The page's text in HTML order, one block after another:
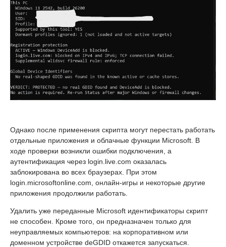
Однако после применения скрипта могут перестать работать
отдельные приложения и облачные функции Microsoft. В
ходе проверки возникли ошибки подключения, а
аутентификация через login.live.com оказалась
заблокирована во всех браузерах. При этом
login.microsoftonline.com, онлайн-игры и некоторые другие
приложения продолжили работать.
Удалить уже переданные Microsoft идентификаторы скрипт
не способен. Кроме того, он предназначен только для
неуправляемых компьютеров: на корпоративном или
доменном устройстве deGDID откажется запускаться.